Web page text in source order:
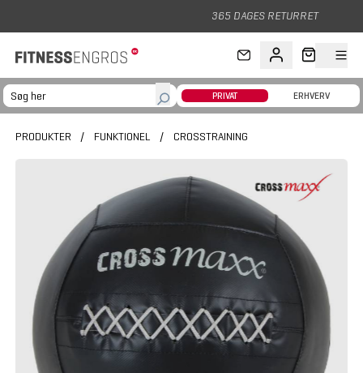
365 DAGES RETURRET
PRIVAT ERHVERV
PRODUKTER / FUNKTIONEL / CROSSTRAINING